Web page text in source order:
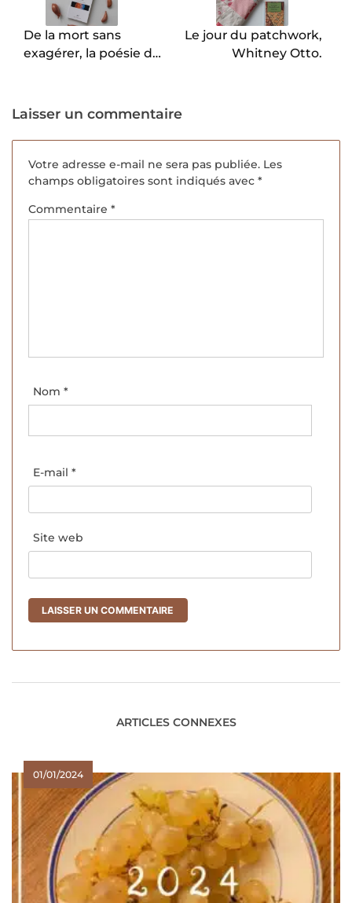
l’article
De la mort sans
exagérer, la poésie de
Le jour du patchwork,
Whitney Otto.
Laisser un commentaire
Votre adresse e-mail ne sera pas publiée. Les
champs obligatoires sont indiqués avec *
Commentaire *
Nom *
E-mail *
Site web
ARTICLES CONNEXES
01/01/2024